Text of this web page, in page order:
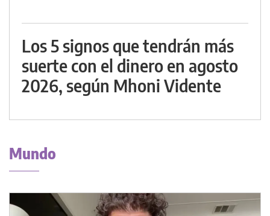
Los 5 signos que tendrán más
suerte con el dinero en agosto
2026, según Mhoni Vidente
Mundo